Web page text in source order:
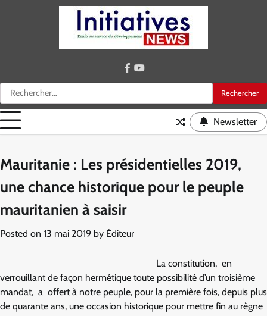
Rechercher :
facebook
youtube
Newsletter
Mauritanie : Les présidentielles 2019,
une chance historique pour le peuple
mauritanien à saisir
Posted on 13 mai 2019 by Éditeur
La constitution, en
verrouillant de façon hermétique toute possibilité d’un troisième
mandat, a offert à notre peuple, pour la première fois, depuis plus
de quarante ans, une occasion historique pour mettre fin au règne